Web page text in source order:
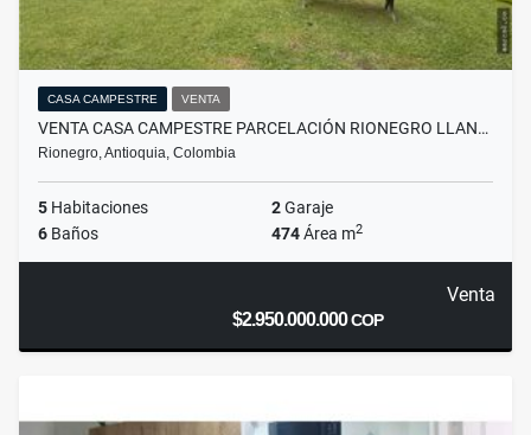
CASA CAMPESTRE VENTA
VENTA CASA CAMPESTRE PARCELACIÓN RIONEGRO LLAN…
Rionegro, Antioquia, Colombia
5 Habitaciones 2Garaje
6 Baños 474Área m2
Venta
$2.950.000.000COP